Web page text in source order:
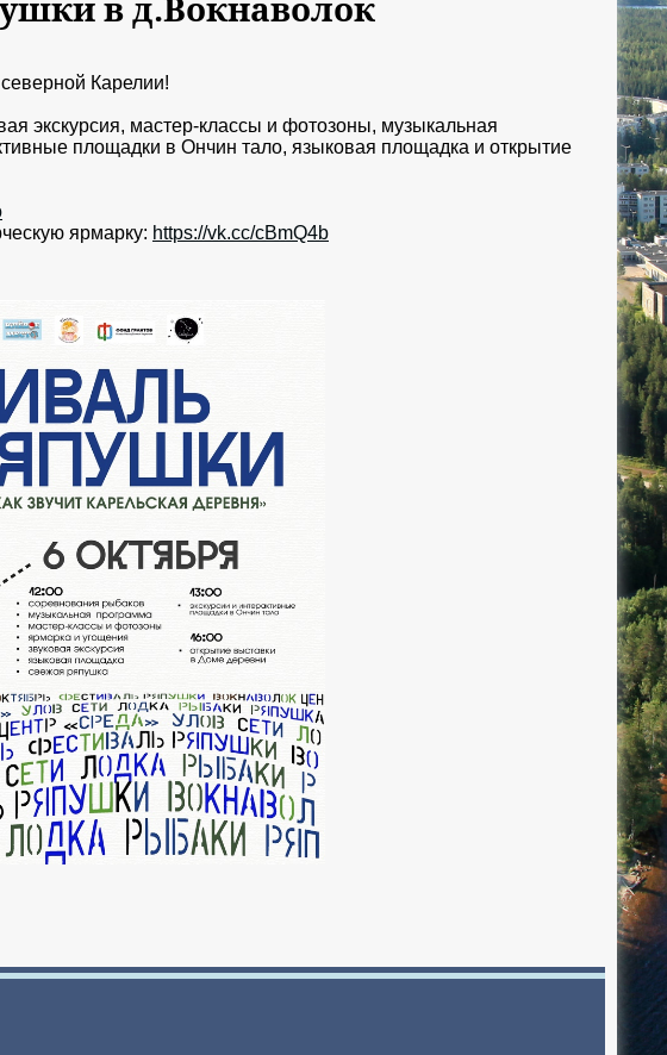
Карелии!
экскурсия, мастер-классы и фотозоны, музыкальная
площадки в Ончин тало, языковая площадка и открытие
ярмарку: https://vk.cc/cBmQ4b